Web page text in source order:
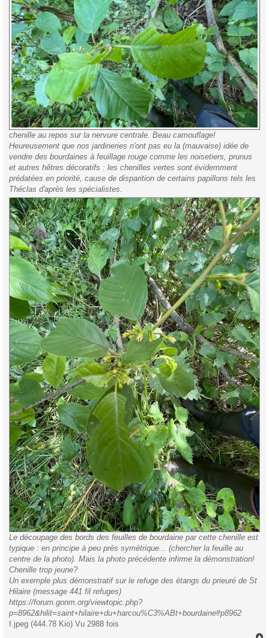
chenille au repos sur la nervure centrale. Beau camouflage!
Heureusement que nos jardineries n'ont pas eu la (mauvaise) idée de
vendre des bourdaines à feuillage rouge comme les noisetiers, prunus
et autres hêtres décoratifs : les chenilles vertes sont évidemment
prédatées en priorité, cause de disparition de certains papillons tels les
Théclas d'après les spécialistes.
Le découpage des bords des feuilles de bourdaine par cette chenille est
typique : en principe à peu près symétrique... (chercher la feuille au
centre de la photo). Mais la photo précédente infirme la démonstration!
Chenille trop jeune?
Un exemple plus démonstratif sur le refuge des étangs du prieuré de St
Hilaire (message 441 fil refuges)
https://forum.gonm.org/viewtopic.php?
p=8962&hilit=saint+hilaire+du+harcou%C3%ABt+bourdaine#p8962
I.jpeg (444.78 Kio) Vu 2988 fois